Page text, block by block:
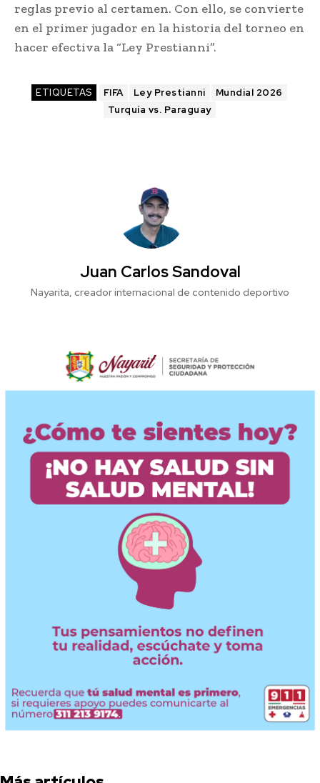
reglas previo al certamen. Con ello, se convierte
en el primer jugador en la historia del torneo en
hacer efectiva la “Ley Prestianni”.
ETIQUETAS FIFA Ley Prestianni
Mundial 2026
Turquía vs. Paraguay
Juan Carlos Sandoval
Nayarita, creador internacional de contenido deportivo